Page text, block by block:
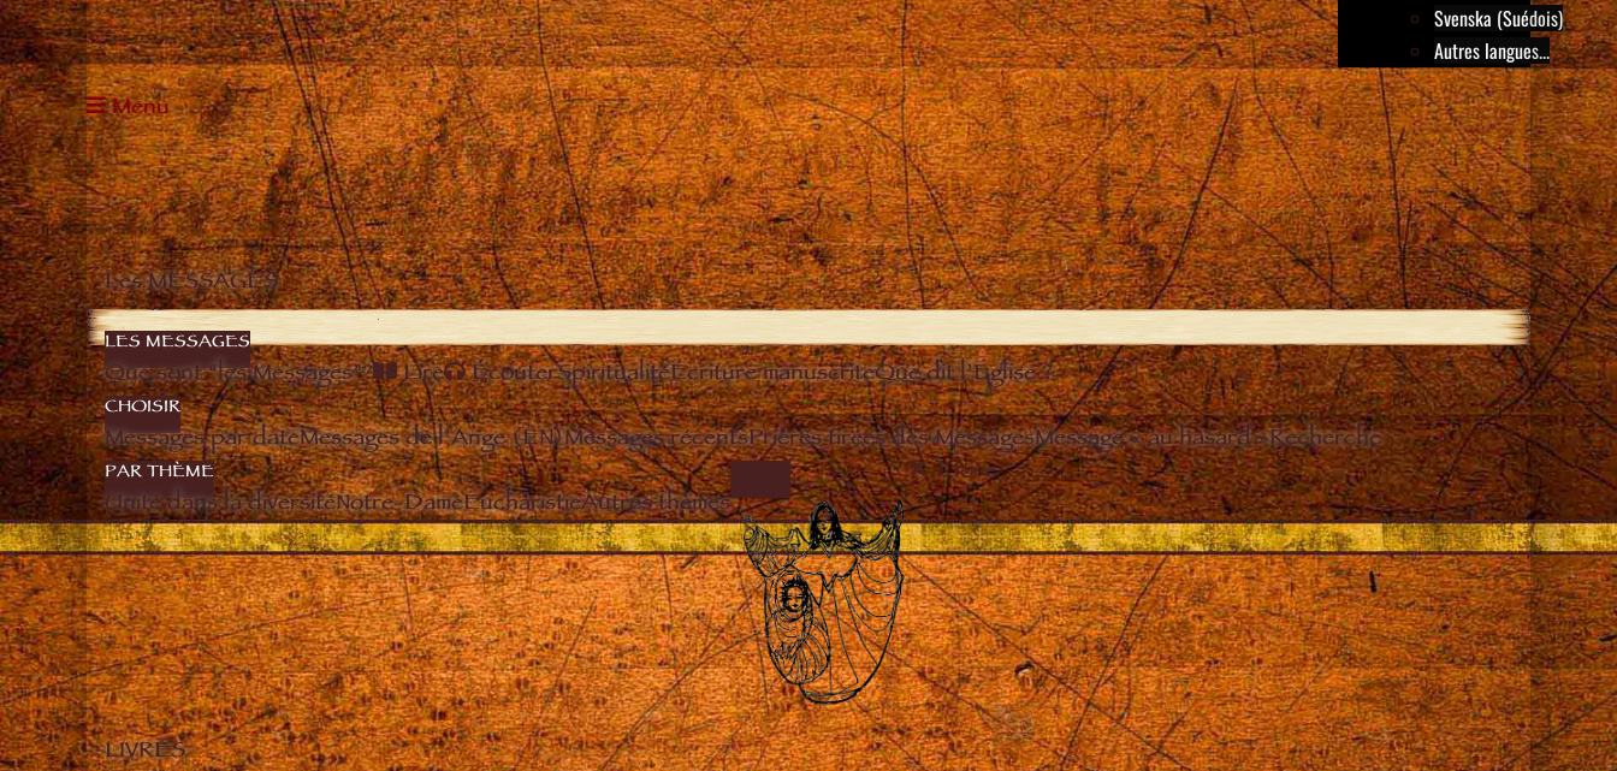
Svenska (Suédois)
Autres langues...
Menu
Les MESSAGES
LES MESSAGES
Que sont “les Messages”? Lire ÉcouterSpiritualitéÉcriture manuscriteQue dit l’Eglise ?
CHOISIR
Messages par dateMessages de l’Ange (EN)Messages récentsPrières tirées des MessagesMessage « au hasard »Recherche
PAR THÈME
Unité dans la diversitéNotre-DameEucharistieAutres thèmes
Close
LIVRES